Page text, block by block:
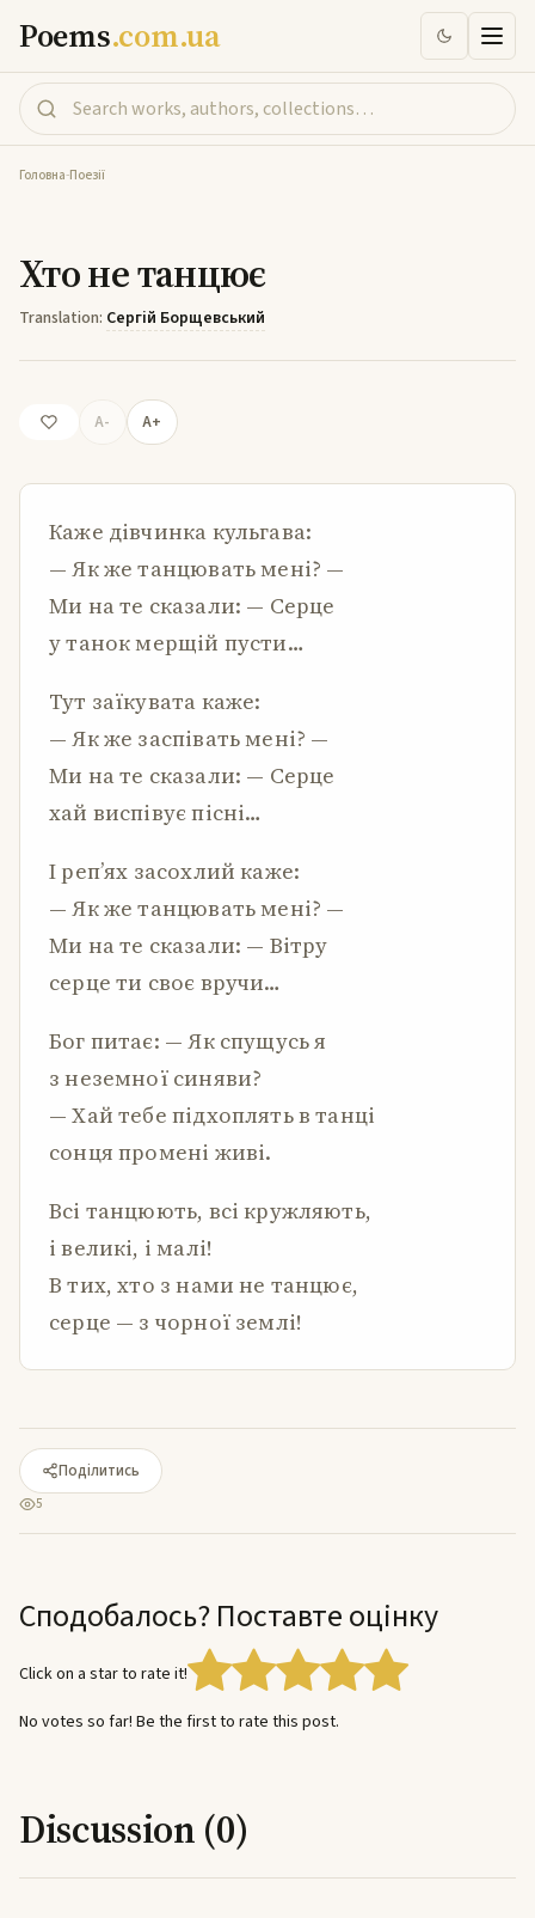
Poems.com.ua
Головна-Поезії
Хто не танцює
Translation: Сергій Борщевський
A- A+
Каже дівчинка кульгава:
— Як же танцювать мені? —
Ми на те сказали: — Серце
у танок мерщій пусти…
Тут заїкувата каже:
— Як же заспівать мені? —
Ми на те сказали: — Серце
хай виспівує пісні…
І реп’ях засохлий каже:
— Як же танцювать мені? —
Ми на те сказали: — Вітру
серце ти своє вручи…
Бог питає: — Як спущусь я
з неземної синяви?
— Хай тебе підхоплять в танці
сонця промені живі.
Всі танцюють, всі кружляють,
і великі, і малі!
В тих, хто з нами не танцює,
серце — з чорної землі!
Поділитись
5
Сподобалось? Поставте оцінку
Click on a star to rate it!
No votes so far! Be the first to rate this post.
Discussion (0)